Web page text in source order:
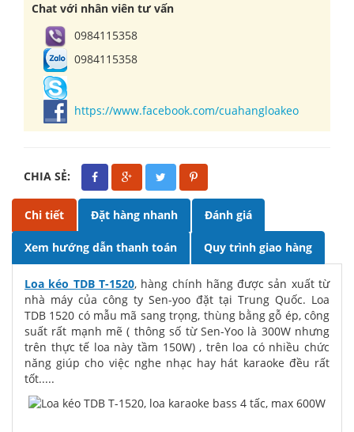
Chat với nhân viên tư vấn
0984115358
0984115358
https://www.facebook.com/cuahangloakeo
CHIA SẺ:
Chi tiết Đặt hàng nhanh Đánh giá
Xem hướng dẫn thanh toán Quy trình giao hàng
Loa kéo TDB T-1520, hàng chính hãng được sản xuất từ
nhà máy của công ty Sen-yoo đặt tại Trung Quốc. Loa
TDB 1520 có mẫu mã sang trọng, thùng bằng gỗ ép, công
suất rất mạnh mẽ ( thông số từ Sen-Yoo là 300W nhưng
trên thực tế loa này tầm 150W) , trên loa có nhiều chức
năng giúp cho việc nghe nhạc hay hát karaoke đều rất
tốt.....